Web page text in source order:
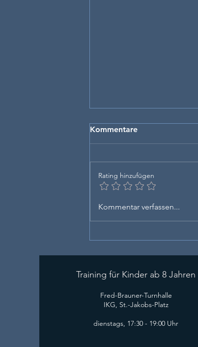
Karate gegen Stress:
Kommentare
Rating hinzufügen
Kommentar verfassen...
Training für Kinder ab 8 Jahren
​Fred-Brauner-Turnhalle
IKG, St.-Jakobs-Platz
dienstags, 17:30 - 19:00 Uhr